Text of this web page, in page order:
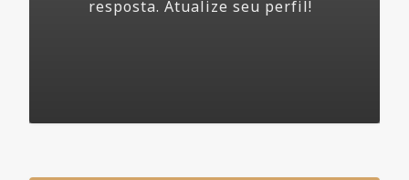
resposta. Atualize seu perfil!